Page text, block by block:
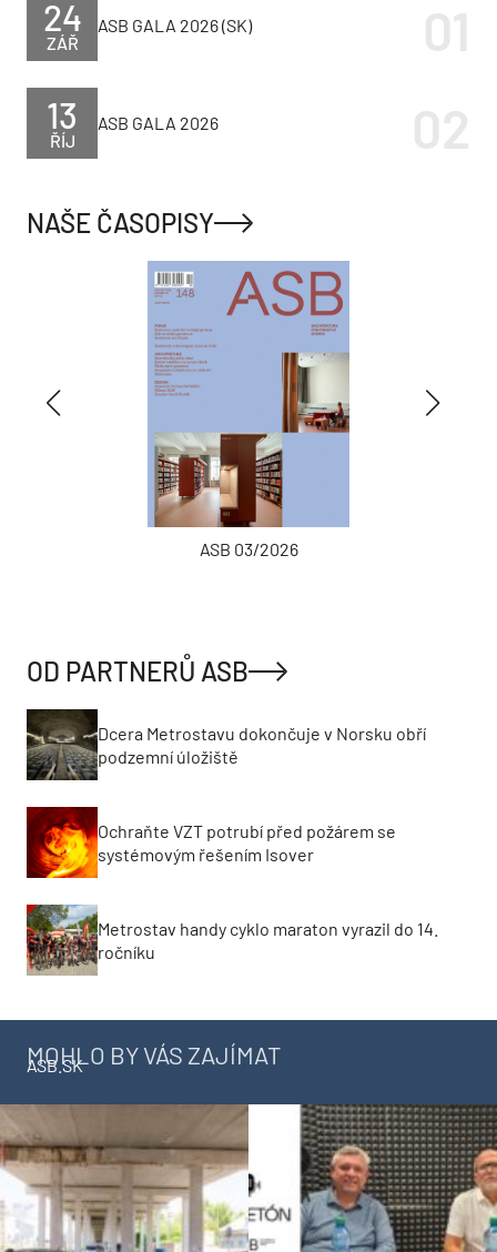
ZÁŘ
24 ASB GALA 2026 (SK)
ŘÍJ
13 ASB GALA 2026
NAŠE ČASOPISY
ASB 03/2026
OD PARTNERŮ ASB
Dcera Metrostavu dokončuje v Norsku obří
podzemní úložiště
Ochraňte VZT potrubí před požárem se
systémovým řešením Isover
Metrostav handy cyklo maraton vyrazil do 14.
ročníku
MOHLO BY VÁS ZAJÍMAT
ASB.SK